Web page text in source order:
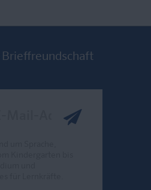
Brieffreundschaft